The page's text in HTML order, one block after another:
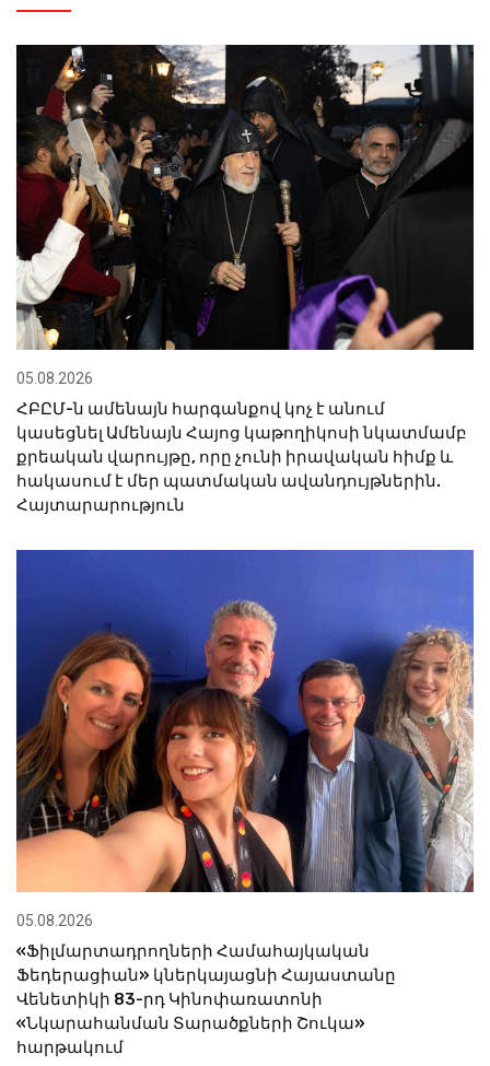
05.08.2026
ՀԲԸՄ-ն ամենայն հարգանքով կոչ է անում
կասեցնել Ամենայն Հայոց կաթողիկոսի նկատմամբ
քրեական վարույթը, որը չունի իրավական հիմք և
հակասում է մեր պատմական ավանդույթներին.
Հայտարարություն
05.08.2026
«Ֆիլմարտադրողների Համահայկական
Ֆեդերացիան» կներկայացնի Հայաստանը
Վենետիկի 83-րդ Կինոփառատոնի
«Նկարահանման Տարածքների Շուկա»
հարթակում